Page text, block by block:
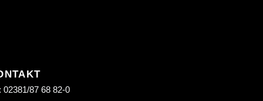
02381/87 68 82-0